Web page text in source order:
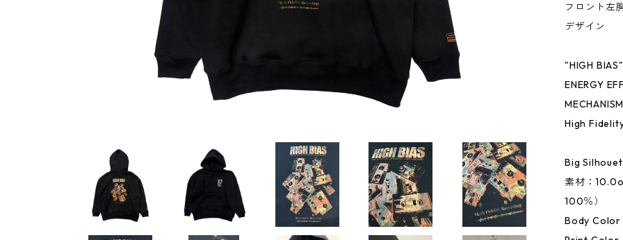
フロント左
デザイン
"HIGH BIAS"
ENERGY
High
Big
素材：
100％）
Body Color